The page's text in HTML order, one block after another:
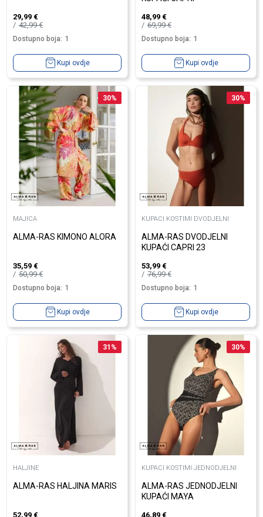
29,99 €
42,99€
Dostupno boja: 1
Kupi ovdje
48,99 €
69,99€
Dostupno boja: 1
Kupi ovdje
30%
MAJICA
ALMA-RAS KIMONO ALORA
35,59 €
50,99€
Dostupno boja: 1
Kupi ovdje
30%
KUPACI KOSTIMI DVODJELNI
ALMA-RAS DVODJELNI
KUPAĆI CAPRI 23
53,99 €
76,99€
Dostupno boja: 1
Kupi ovdje
31 %
HALJINE
ALMA-RAS HALJINA MARIS
52,99 €
30%
KUPACI KOSTIMI JEDNODJELNI
ALMA-RAS JEDNODJELNI
KUPAĆI MAYA
46,89 €